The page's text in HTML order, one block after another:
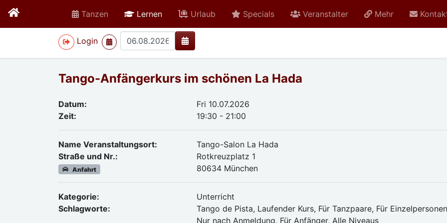
Tanzen Lernenactive Urlaub Specials Veranstalter Mehr
Login
>
Tango-Anfängerkurs im schönen La Hada
Datum:
Fri 10.07.2026
Zeit:
19:30 - 21:00
Name Veranstaltungsort:
Tango-Salon La Hada
Straße und Nr.:
Anfahrt
Rotkreuzplatz 1
80634 München
Kategorie:
Unterricht
Schlagworte:
Tango de Pista, Laufender Kurs, Für Tanzpaare, Für
Nur nach Anmeldung, Für Anfänger, Alle Niveaus